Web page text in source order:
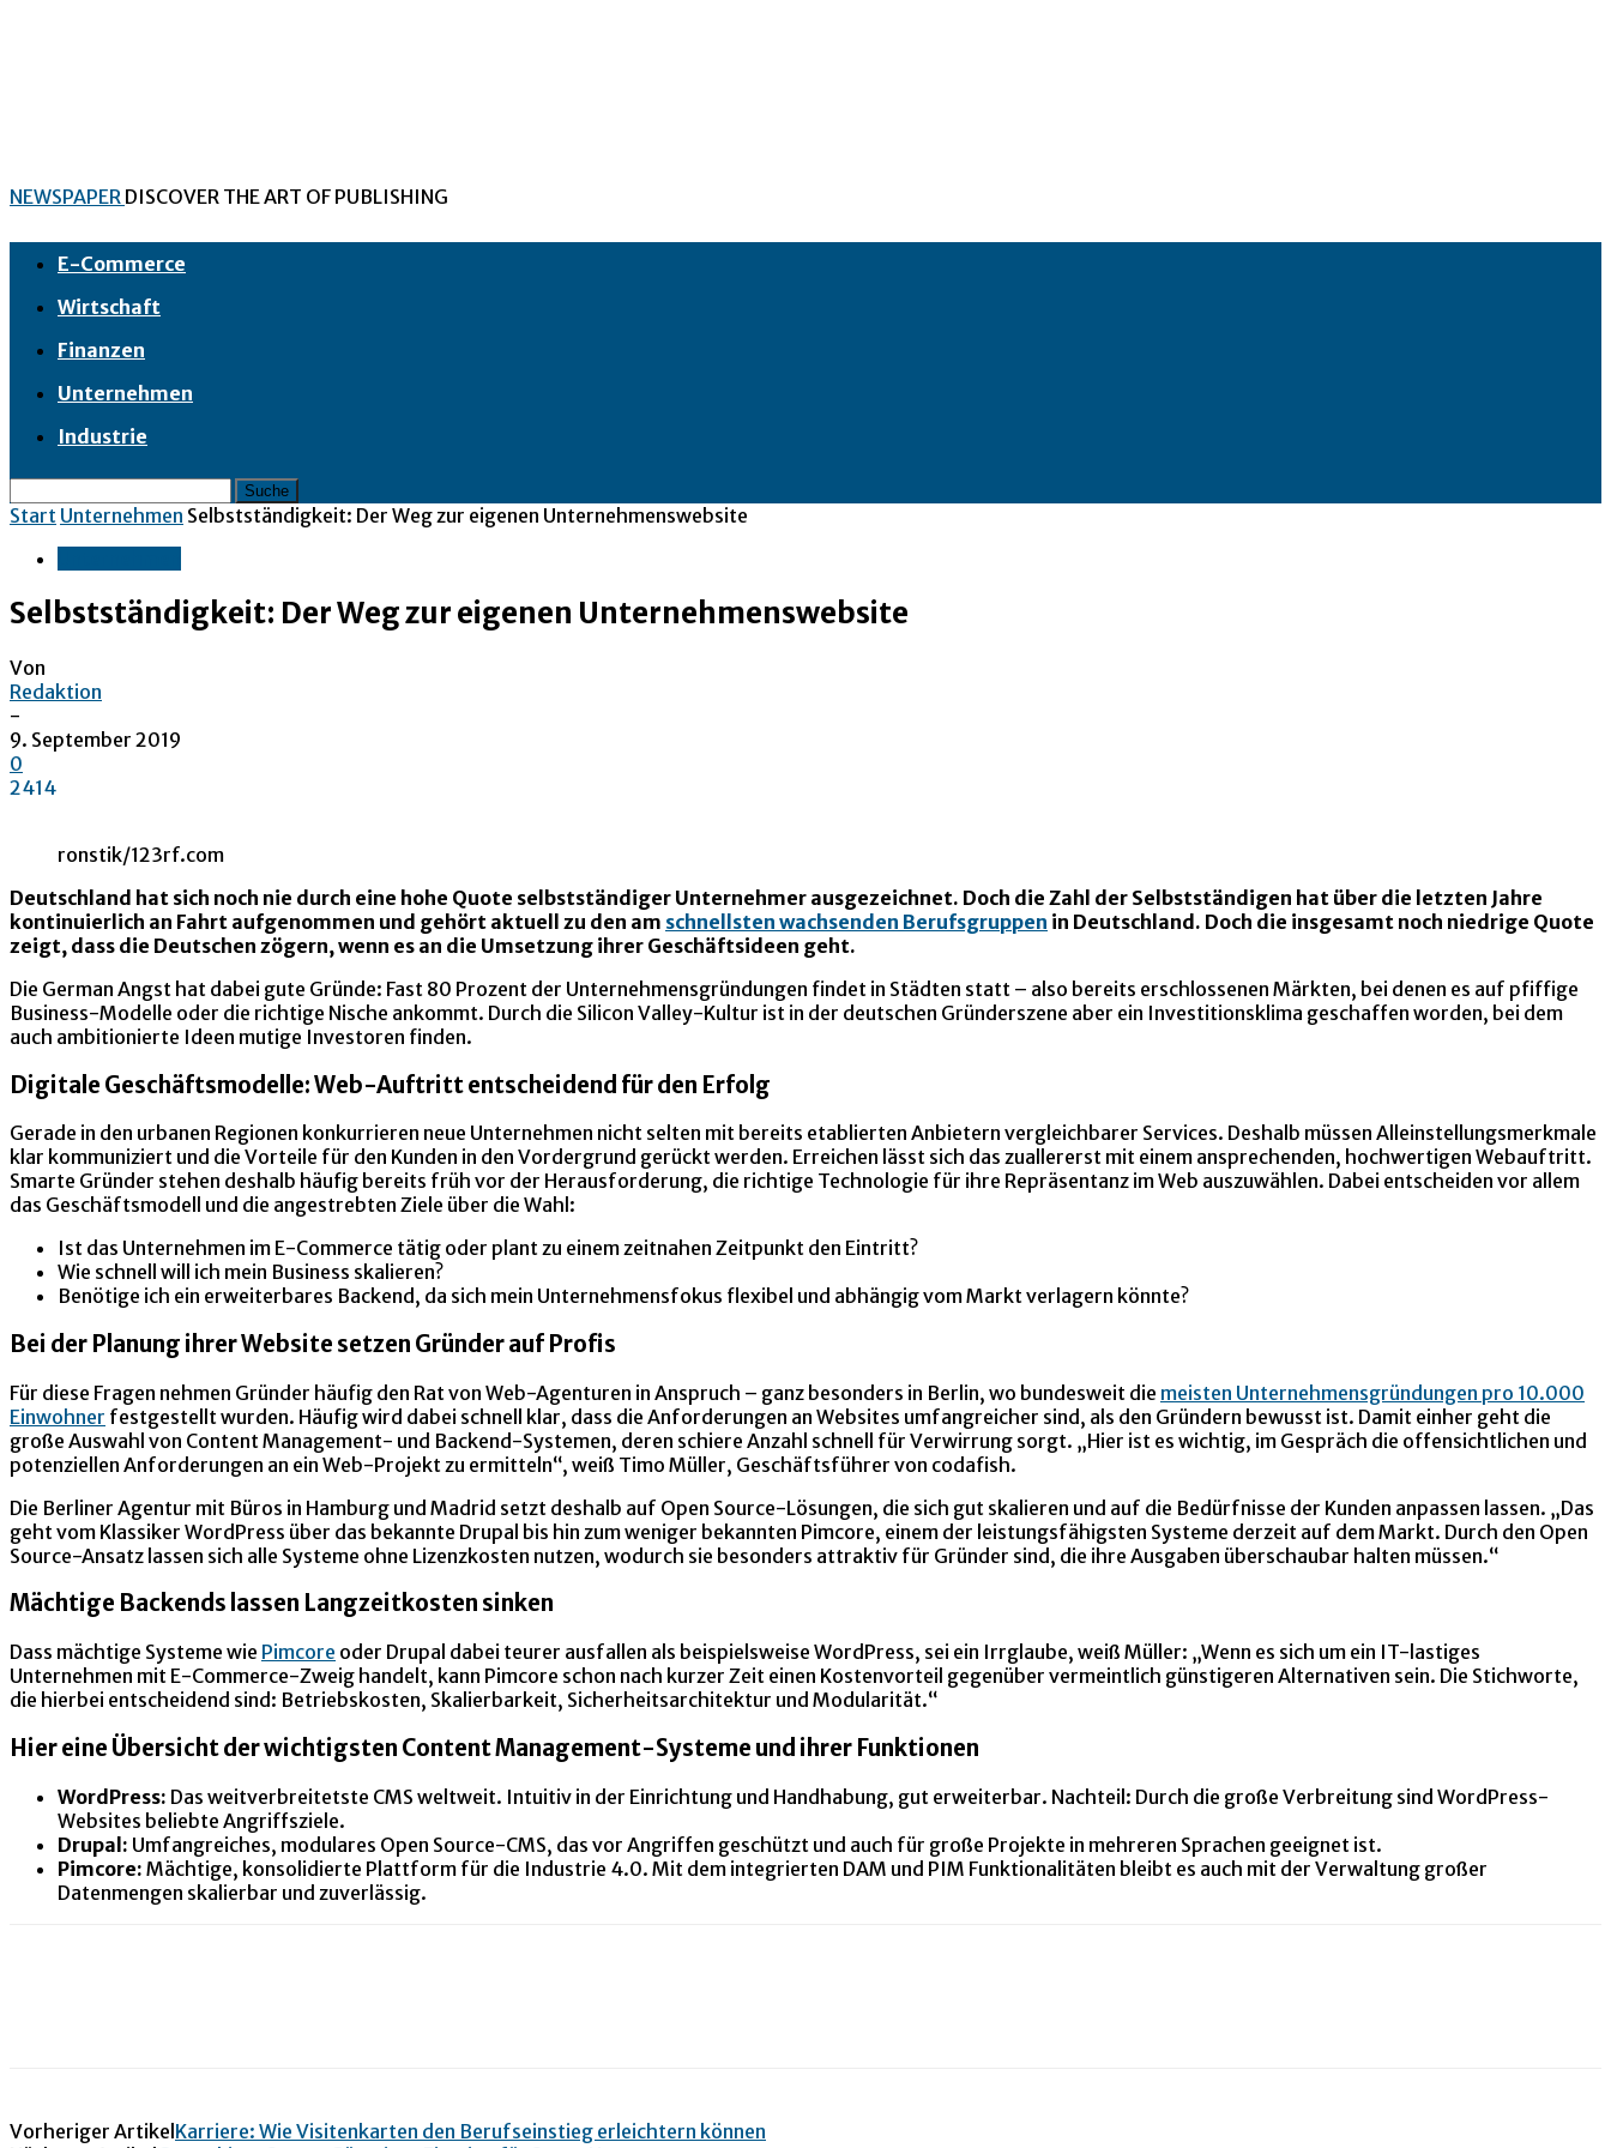
NEWSPAPER DISCOVER THE ART OF PUBLISHING
E-Commerce
Wirtschaft
Finanzen
Unternehmen
Industrie
Start Unternehmen Selbstständigkeit: Der Weg zur eigenen Unternehmenswebsite
Selbstständigkeit: Der Weg zur eigenen Unternehmenswebsite
Von
Redaktion
-
9. September 2019
0
2414
ronstik/123rf.com
Deutschland hat sich noch nie durch eine hohe Quote selbstständiger Unternehmer ausgezeichnet. Doch die Zahl der Selbstständigen hat über die letzten Jahre
kontinuierlich an Fahrt aufgenommen und gehört aktuell zu den am schnellsten wachsenden Berufsgruppen in Deutschland. Doch die insgesamt noch niedrige Quote
zeigt, dass die Deutschen zögern, wenn es an die Umsetzung ihrer Geschäftsideen geht.
Die German Angst hat dabei gute Gründe: Fast 80 Prozent der Unternehmensgründungen findet in Städten statt – also bereits erschlossenen Märkten, bei denen es auf pfiffige
Business-Modelle oder die richtige Nische ankommt. Durch die Silicon Valley-Kultur ist in der deutschen Gründerszene aber ein Investitionsklima geschaffen worden, bei dem
auch ambitionierte Ideen mutige Investoren finden.
Digitale Geschäftsmodelle: Web-Auftritt entscheidend für den Erfolg
Gerade in den urbanen Regionen konkurrieren neue Unternehmen nicht selten mit bereits etablierten Anbietern vergleichbarer Services. Deshalb müssen Alleinstellungsmerkmale
klar kommuniziert und die Vorteile für den Kunden in den Vordergrund gerückt werden. Erreichen lässt sich das zuallererst mit einem ansprechenden, hochwertigen Webauftritt.
Smarte Gründer stehen deshalb häufig bereits früh vor der Herausforderung, die richtige Technologie für ihre Repräsentanz im Web auszuwählen. Dabei entscheiden vor allem
das Geschäftsmodell und die angestrebten Ziele über die Wahl:
Ist das Unternehmen im E-Commerce tätig oder plant zu einem zeitnahen Zeitpunkt den Eintritt?
Wie schnell will ich mein Business skalieren?
Benötige ich ein erweiterbares Backend, da sich mein Unternehmensfokus flexibel und abhängig vom Markt verlagern könnte?
Bei der Planung ihrer Website setzen Gründer auf Profis
Für diese Fragen nehmen Gründer häufig den Rat von Web-Agenturen in Anspruch – ganz besonders in Berlin, wo bundesweit die meisten Unternehmensgründungen pro 10.000
Einwohner festgestellt wurden. Häufig wird dabei schnell klar, dass die Anforderungen an Websites umfangreicher sind, als den Gründern bewusst ist. Damit einher geht die
große Auswahl von Content Management- und Backend-Systemen, deren schiere Anzahl schnell für Verwirrung sorgt. „Hier ist es wichtig, im Gespräch die offensichtlichen und
potenziellen Anforderungen an ein Web-Projekt zu ermitteln“, weiß Timo Müller, Geschäftsführer von codafish.
Die Berliner Agentur mit Büros in Hamburg und Madrid setzt deshalb auf Open Source-Lösungen, die sich gut skalieren und auf die Bedürfnisse der Kunden anpassen lassen. „Das
geht vom Klassiker WordPress über das bekannte Drupal bis hin zum weniger bekannten Pimcore, einem der leistungsfähigsten Systeme derzeit auf dem Markt. Durch den Open
Source-Ansatz lassen sich alle Systeme ohne Lizenzkosten nutzen, wodurch sie besonders attraktiv für Gründer sind, die ihre Ausgaben überschaubar halten müssen.“
Mächtige Backends lassen Langzeitkosten sinken
Dass mächtige Systeme wie Pimcore oder Drupal dabei teurer ausfallen als beispielsweise WordPress, sei ein Irrglaube, weiß Müller: „Wenn es sich um ein IT-lastiges
Unternehmen mit E-Commerce-Zweig handelt, kann Pimcore schon nach kurzer Zeit einen Kostenvorteil gegenüber vermeintlich günstigeren Alternativen sein. Die Stichworte,
die hierbei entscheidend sind: Betriebskosten, Skalierbarkeit, Sicherheitsarchitektur und Modularität.“
Hier eine Übersicht der wichtigsten Content Management-Systeme und ihrer Funktionen
WordPress: Das weitverbreitetste CMS weltweit. Intuitiv in der Einrichtung und Handhabung, gut erweiterbar. Nachteil: Durch die große Verbreitung sind WordPress-
Websites beliebte Angriffsziele.
Drupal: Umfangreiches, modulares Open Source-CMS, das vor Angriffen geschützt und auch für große Projekte in mehreren Sprachen geeignet ist.
Pimcore: Mächtige, konsolidierte Plattform für die Industrie 4.0. Mit dem integrierten DAM und PIM Funktionalitäten bleibt es auch mit der Verwaltung großer
Datenmengen skalierbar und zuverlässig.
Vorheriger ArtikelKarriere: Wie Visitenkarten den Berufseinstieg erleichtern können